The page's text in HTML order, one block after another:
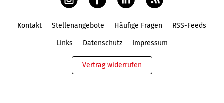
Kontakt Stellenangebote Häufige Fragen RSS-Feeds
Links Datenschutz Impressum
Vertrag widerrufen